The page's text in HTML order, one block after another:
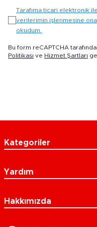
Tarafıma ticari elektronik
verilerimin işlenmesine
okudum.
Bu form reCAPTCHA
Politikası ve Hizmet Şartları
Kategoriler
Yardım
Hakkımızda